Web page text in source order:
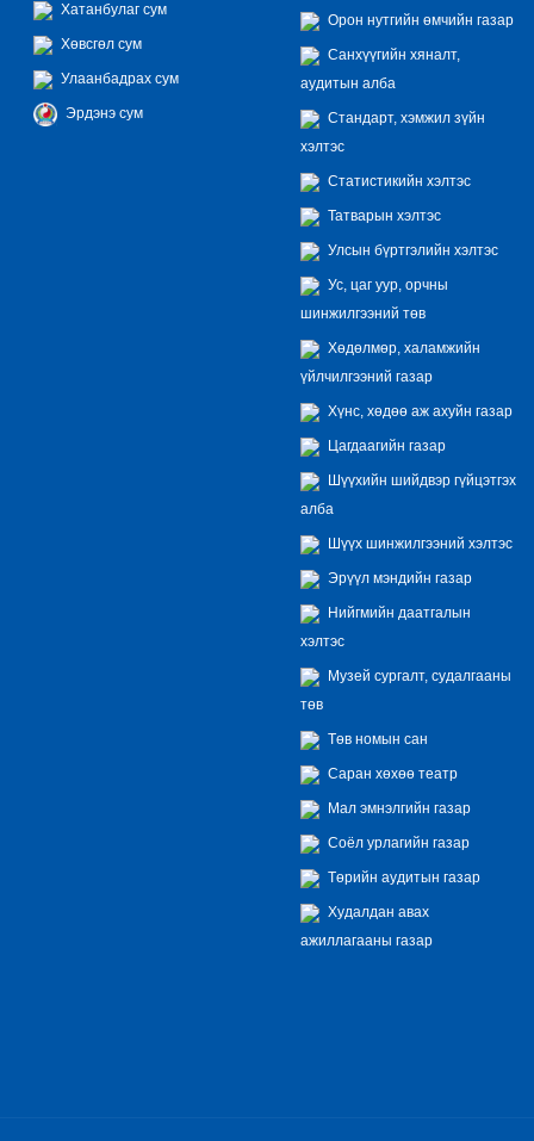
Хатанбулаг сум
Хөвсгөл сум
Улаанбадрах сум
Эрдэнэ сум
Орон нутгийн өмчийн газар
Санхүүгийн хяналт,
аудитын алба
Стандарт, хэмжил зүйн
хэлтэс
Статистикийн хэлтэс
Татварын хэлтэс
Улсын бүртгэлийн хэлтэс
Ус, цаг уур, орчны
шинжилгээний төв
Хөдөлмөр, халамжийн
үйлчилгээний газар
Хүнс, хөдөө аж ахуйн газар
Цагдаагийн газар
Шүүхийн шийдвэр гүйцэтгэх
алба
Шүүх шинжилгээний хэлтэс
Эрүүл мэндийн газар
Нийгмийн даатгалын
хэлтэс
Музей сургалт, судалгааны
төв
Төв номын сан
Саран хөхөө театр
Мал эмнэлгийн газар
Соёл урлагийн газар
Төрийн аудитын газар
Худалдан авах
ажиллагааны газар